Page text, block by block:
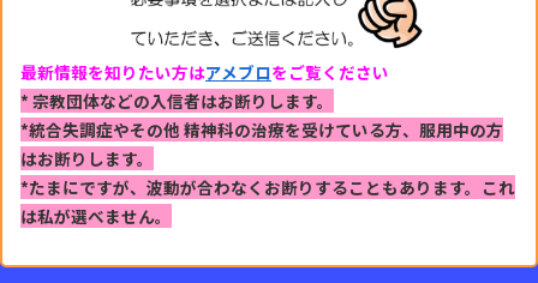
最新情報を知りたい方はアメブロをご覧ください
* 宗教団体などの入信者はお断りします。
*統合失調症やその他 精神科の治療を受けている方、 服用中の方
はお断りします。
*たまにですが、波動が合わなくお断りすることもあります。 これ
は私が選べません。